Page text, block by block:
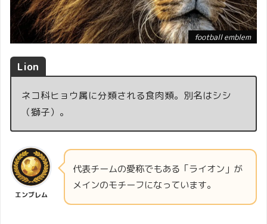
football emblem
Lion
ネコ科ヒョウ属に分類される食肉類。別名はシシ
（獅子）。
エンブレム
代表チームの愛称でもある「ライオン」が
メインのモチーフになっています。